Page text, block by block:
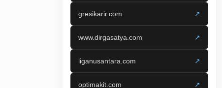
gresikarir.com ↗
www.dirgasatya.com ↗
liganusantara.com ↗
optimakit.com ↗